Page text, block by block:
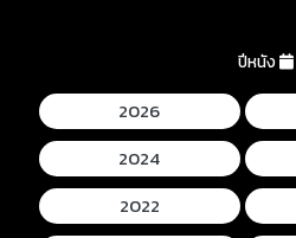
ปีหนัง
2026
2024
2022